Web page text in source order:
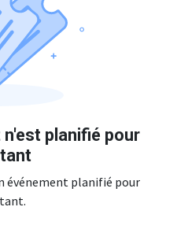
planifié pour
événement planifié pour